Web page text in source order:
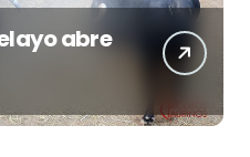
abre